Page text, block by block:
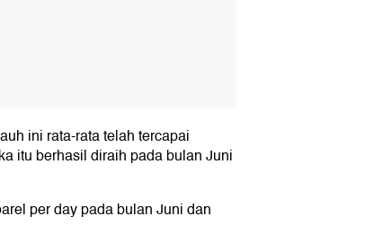
ini rata-rata telah tercapai
itu berhasil diraih pada bulan Juni
per day pada bulan Juni dan